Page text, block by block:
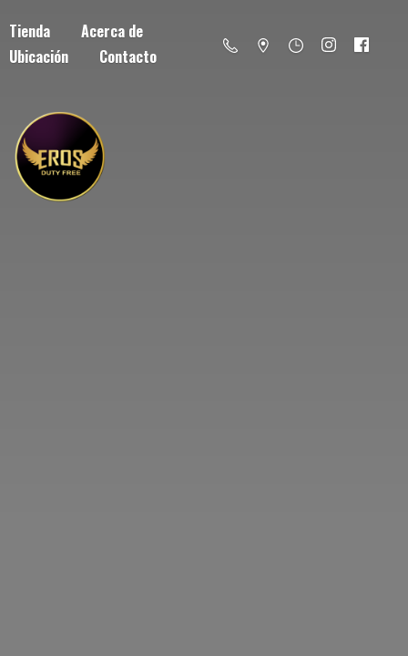
Tienda
Acerca de
Ubicación
Contacto